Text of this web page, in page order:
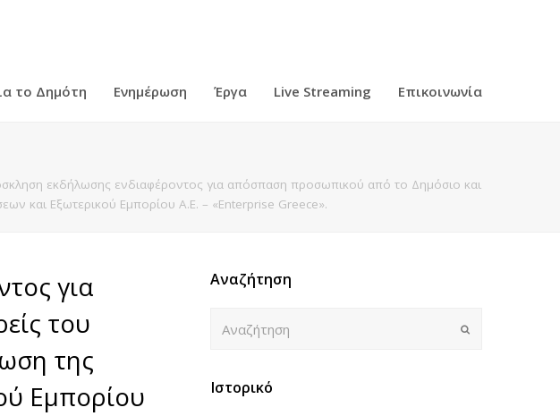
το Δημότη Ενημέρωση Έργα Live Streaming Επικοινωνία
εκδήλωσης ενδιαφέροντος για απόσπαση προσωπικού από το Δημόσιο και
και Εξωτερικού Εμπορίου Α.Ε. – «Enterprise Greece».
για
του
της
Εμπορίου
Αναζήτηση
Ιστορικό